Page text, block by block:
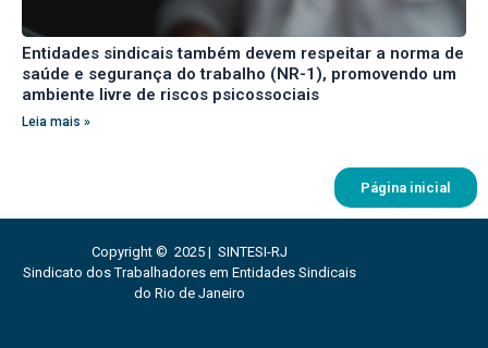
Entidades sindicais também devem respeitar a norma de
saúde e segurança do trabalho (NR-1), promovendo um
ambiente livre de riscos psicossociais
Leia mais »
Página inicial
Copyright © 2025 | SINTESI-RJ
Sindicato dos Trabalhadores em Entidades Sindicais
do Rio de Janeiro